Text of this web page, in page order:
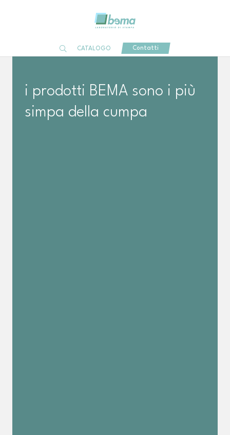
CATALOGO Contatti
i prodotti BEMA sono i più
simpa della cumpa